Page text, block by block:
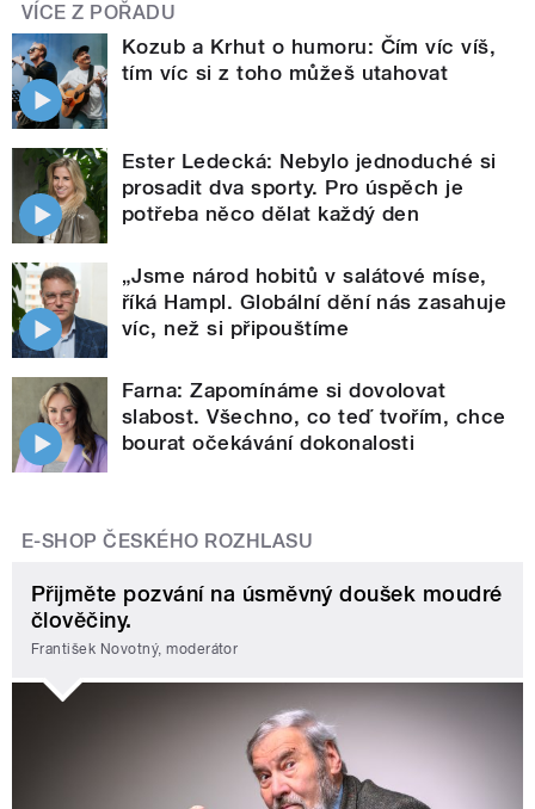
VÍCE Z POŘADU
Kozub a Krhut o humoru: Čím víc víš,
tím víc si z toho můžeš utahovat
Ester Ledecká: Nebylo jednoduché si
prosadit dva sporty. Pro úspěch je
potřeba něco dělat každý den
„Jsme národ hobitů v salátové míse,
říká Hampl. Globální dění nás zasahuje
víc, než si připouštíme
Farna: Zapomínáme si dovolovat
slabost. Všechno, co teď tvořím, chce
bourat očekávání dokonalosti
E-SHOP ČESKÉHO ROZHLASU
Přijměte pozvání na úsměvný doušek moudré
člověčiny.
František Novotný, moderátor